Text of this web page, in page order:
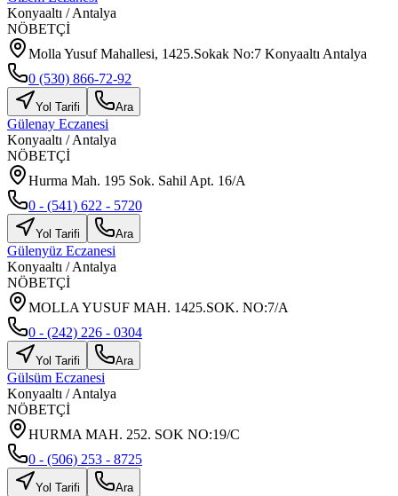
Konyaaltı /Antalya
NÖBETÇİ
Molla Yusuf Mahallesi, 1425.Sokak No:7 Konyaaltı Antalya
0 (530) 866-72-92
Yol Tarifi Ara
Gülenay Eczanesi
Konyaaltı /Antalya
NÖBETÇİ
Hurma Mah. 195 Sok. Sahil Apt. 16/A
0 - (541) 622 - 5720
Yol Tarifi Ara
Gülenyüz Eczanesi
Konyaaltı /Antalya
NÖBETÇİ
MOLLA YUSUF MAH. 1425.SOK. NO:7/A
0 - (242) 226 - 0304
Yol Tarifi Ara
Gülsüm Eczanesi
Konyaaltı /Antalya
NÖBETÇİ
HURMA MAH. 252. SOK NO:19/C
0 - (506) 253 - 8725
Yol Tarifi Ara